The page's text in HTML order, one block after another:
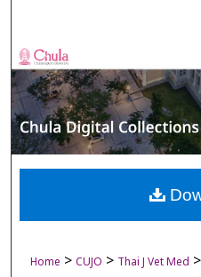
Browse
My
Digital
Home > CUJO > Thai J Vet Med >